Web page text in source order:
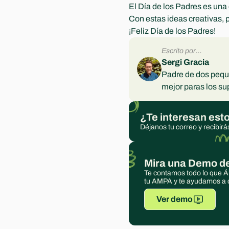
El Día de los Padres es
Con estas ideas creativas,
¡Feliz Día de los Padres!
Escrito por...
Sergi Gracia
Padre de dos
mejor paras los
¿Te interesan
Déjanos tu correo y
Mira una Demo
Te contamos todo lo que
tu AMPA y te ayudamos a
Ver demo